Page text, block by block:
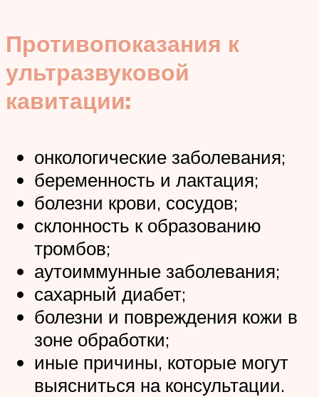
Противопоказания к
ультразвуковой
кавитации:
онкологические заболевания;
беременность и лактация;
болезни крови, сосудов;
склонность к образованию
тромбов;
аутоиммунные заболевания;
сахарный диабет;
болезни и повреждения кожи в
зоне обработки;
иные причины, которые могут
выясниться на консультации.